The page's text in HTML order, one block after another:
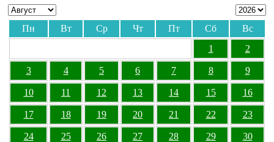
Пн Вт Ср Чт Пт Сб
Вс
1
2
3 4 5 6 7 8 9
10 11 12 13 14 15 16
17 18 19 20 21 22 23
24 25 26 27 28 29 30